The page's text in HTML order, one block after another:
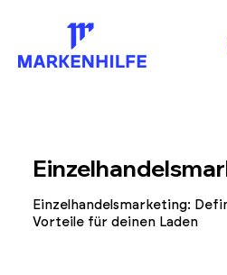
Einzelhandelsmarketing:
Vorteile für deinen Laden